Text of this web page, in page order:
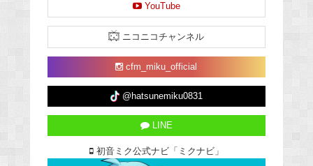
YouTube
ニコニコチャンネル
cfm_miku_official
@hatsunemiku0831
LINE
初音ミク公式ナビ「ミクナビ」